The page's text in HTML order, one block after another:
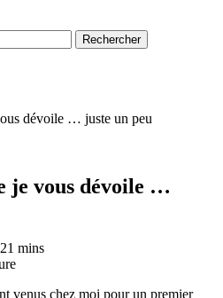
dévoile … juste un peu
je vous dévoile …
1 mins
venus chez moi pour un premier